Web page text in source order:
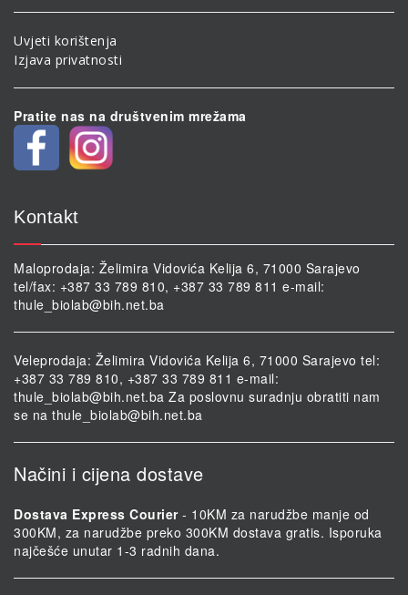
Uvjeti korištenja
Izjava privatnosti
Pratite nas na društvenim mrežama
Kontakt
Maloprodaja: Želimira Vidovića Kelija 6, 71000 Sarajevo
tel/fax: +387 33 789 810, +387 33 789 811 e-mail:
thule_biolab@bih.net.ba
Veleprodaja: Želimira Vidovića Kelija 6, 71000 Sarajevo tel:
+387 33 789 810, +387 33 789 811 e-mail:
thule_biolab@bih.net.ba Za poslovnu suradnju obratiti nam
se na thule_biolab@bih.net.ba
Načini i cijena dostave
Dostava Express Courier- 10KM za narudžbe manje od
300KM, za narudžbe preko 300KM dostava gratis. Isporuka
najčešće unutar 1-3 radnih dana.